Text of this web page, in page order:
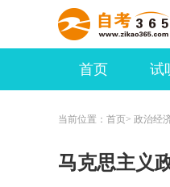
首页 试
当前位置： 首页> 政治经
马克思主义